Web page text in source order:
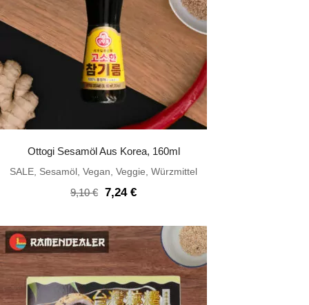
Ottogi Sesamöl Aus Korea, 160ml
SALE Sesamöl Vegan Veggie Würzmittel
9,10€ Ursprünglicher
9,10 €
7,24 €Aktueller
7,24 €.